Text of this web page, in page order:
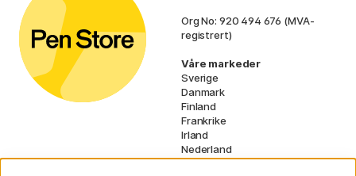
Org No: 920 494 676 (MVA-
registrert)
Våre markeder
Sverige
Danmark
Finland
Frankrike
Irland
Nederland
Tyskland